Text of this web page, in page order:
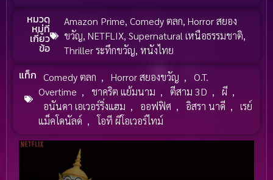
หมวด
หมู่ที่
เกี่ยว
ข้อ
Amazon Prime, Comedy ตลก, Horror สยอง
ขวัญ, NETFLIX, Supernatural เหนือธรรมชาติ,
Thriller ระทึกขวัญ, หนังไทย
แท็ก Comedy ตลก , Horror สยองขวัญ ,
O.T.
Overtime , ชาคริต แย้มนาม , ตีสาม 3D , ผี ,
อนันดา เอเวอร์ริ่งแฮม , ออฟฟิศ , อิสรา นาดี ,
เรย์
แม็คโดนัลด์ , โอที ผีโอเวอร์ไทม์